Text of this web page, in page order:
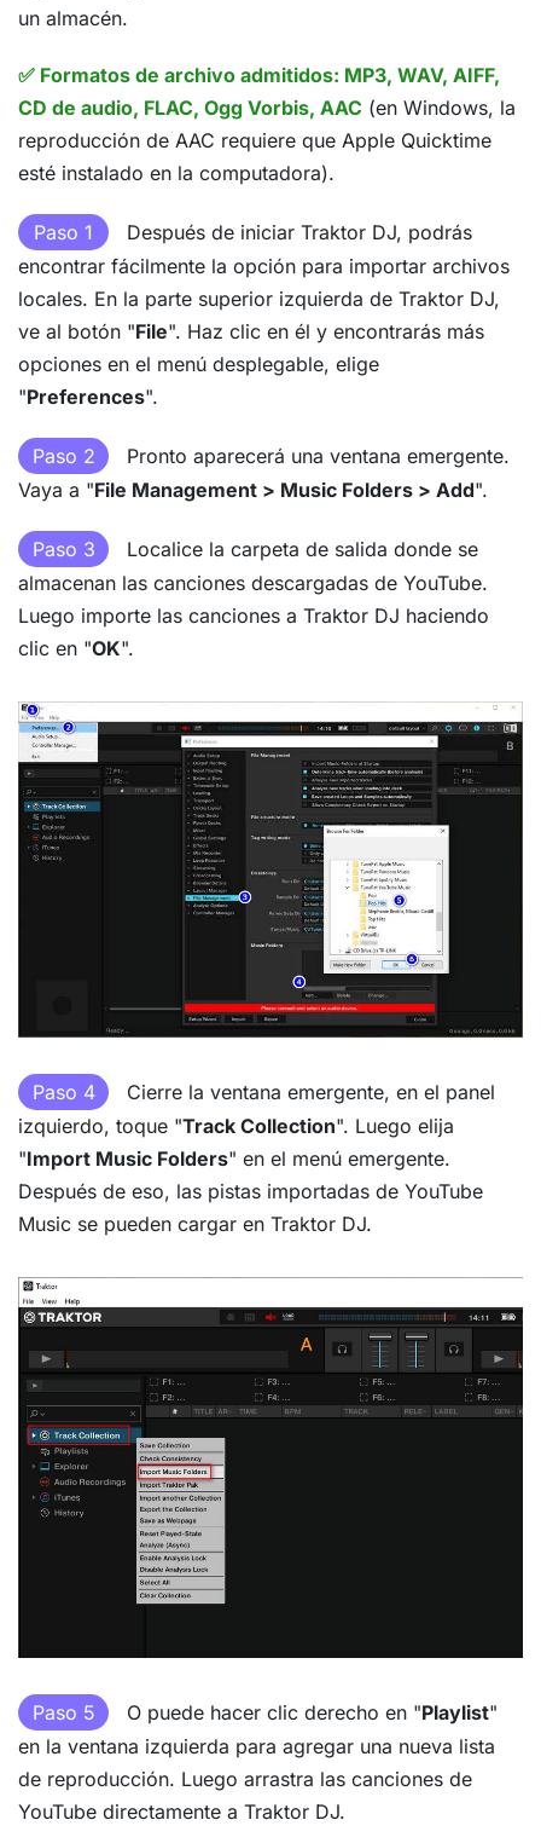
un almacén.
✅ Formatos de archivo admitidos: MP3, WAV, AIFF,
CD de audio, FLAC, Ogg Vorbis, AAC (en Windows, la
reproducción de AAC requiere que Apple Quicktime
esté instalado en la computadora).
Paso 1
Después de iniciar Traktor DJ, podrás
encontrar fácilmente la opción para importar archivos
locales. En la parte superior izquierda de Traktor DJ,
ve al botón "File". Haz clic en él y encontrarás más
opciones en el menú desplegable, elige
"Preferences".
Paso 2
Pronto aparecerá una ventana emergente.
Vaya a "File Management > Music Folders > Add".
Paso 3
Localice la carpeta de salida donde se
almacenan las canciones descargadas de YouTube.
Luego importe las canciones a Traktor DJ haciendo
clic en "OK".
Paso 4
Cierre la ventana emergente, en el panel
izquierdo, toque "Track Collection". Luego elija
"Import Music Folders" en el menú emergente.
Después de eso, las pistas importadas de YouTube
Music se pueden cargar en Traktor DJ.
Paso 5 O puede hacer clic derecho en "Playlist"
en la ventana izquierda para agregar una nueva lista
de reproducción. Luego arrastra las canciones de
YouTube directamente a Traktor DJ.